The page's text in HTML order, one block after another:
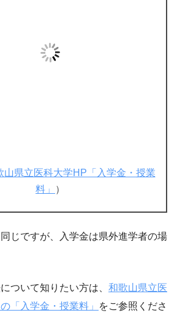
山県立医科大学HP「入学金・授業
料」
）
じですが、入学金は県外進学者の場
ついて知りたい方は、 和歌山県立医
「入学金・授業料」
をご参照くださ